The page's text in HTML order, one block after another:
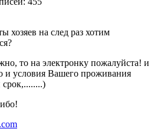
хозяев на след раз хотим
то на электронку пожалуйста! и
и условия Вашего проживания
срок,........)